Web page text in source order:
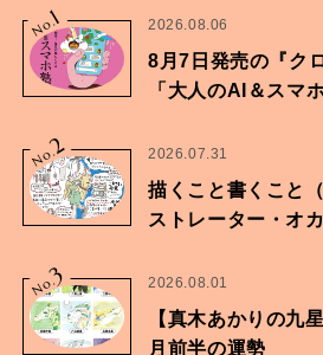
No.
1 2026.08.06
8月7日発売の『ク
「大人のAI＆スマ
No.2 2026.07.31
描くこと書くこと
ストレーター・オ
No.3 2026.08.01
【真木あかりの九
月前半の運勢